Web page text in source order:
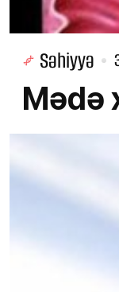
Səhiyyə
Mədə